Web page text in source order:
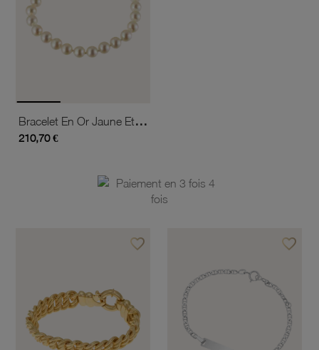
Bracelet En Or Jaune Et Perles De Culture
210,70 €
favorite_borderAjouter à vos favoris favorite_borderAjouter